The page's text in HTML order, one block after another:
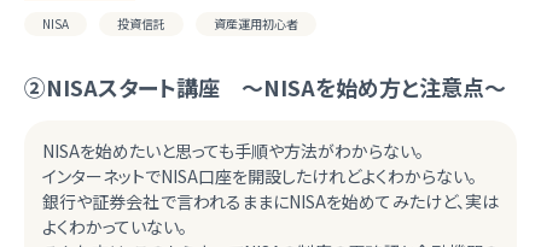
NISA 投資信託 資産運用初心者
②NISAスタート講座 ～NISAを始め方と注意点～
NISAを始めたいと思っても手順や方法がわからない。
インターネットでNISA口座を開設したけれどよくわからない。
銀行や証券会社で言われるままにNISAを始めてみたけど、実は
よくわかっていない。